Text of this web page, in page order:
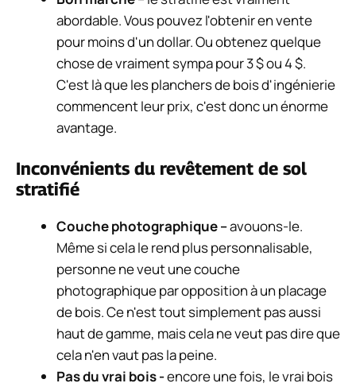
abordable. Vous pouvez l'obtenir en vente
pour moins d'un dollar. Ou obtenez quelque
chose de vraiment sympa pour 3 $ ou 4 $.
C'est là que les planchers de bois d'ingénierie
commencent leur prix, c'est donc un énorme
avantage.
Inconvénients du revêtement de sol
stratifié
Couche photographique –avouons-le.
Même si cela le rend plus personnalisable,
personne ne veut une couche
photographique par opposition à un placage
de bois. Ce n'est tout simplement pas aussi
haut de gamme, mais cela ne veut pas dire que
cela n'en vaut pas la peine.
Pas du vrai bois -encore une fois, le vrai bois